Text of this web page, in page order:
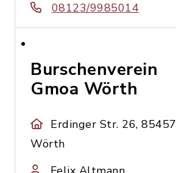
08123/9985014
Burschenverein
Gmoa Wörth
Erdinger Str. 26, 85457
Wörth